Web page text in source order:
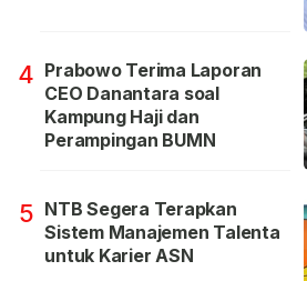
4 Prabowo Terima Laporan
CEO Danantara soal
Kampung Haji dan
Perampingan BUMN
5 NTB Segera Terapkan
Sistem Manajemen Talenta
untuk Karier ASN